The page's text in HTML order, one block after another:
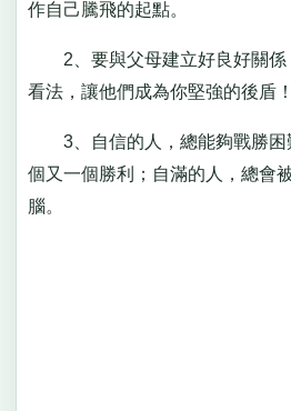
作自己騰飛的起點。
2、要與父母建立好良好關係
看法，讓他們成為你堅強的後盾！
3、自信的人，總能夠戰勝困
個又一個勝利；自滿的人，總會
腦。